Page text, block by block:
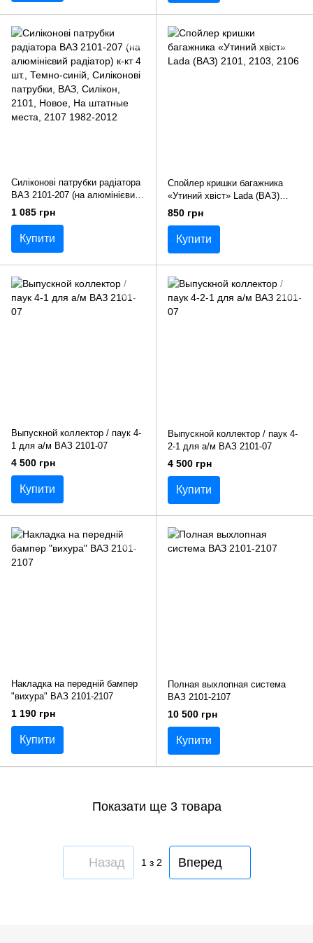
Силіконові патрубки радіатора
ВАЗ 2101-207 (на алюмінієвий
радіатор) к-кт 4 шт.
1 085 грн
Купити
Спойлер кришки багажника
«Утиний хвіст» Lada (ВАЗ)
2101, 2103, 2106
850 грн
Купити
Выпускной коллектор / паук 4-
1 для а/м ВАЗ 2101-07
4 500 грн
Купити
Выпускной коллектор / паук 4-
2-1 для а/м ВАЗ 2101-07
4 500 грн
Купити
Накладка на передній бампер
"вихура" ВАЗ 2101-2107
1 190 грн
Купити
Полная выхлопная система
ВАЗ 2101-2107
10 500 грн
Купити
Показати ще 3 товара
Назад 1з 2 Вперед